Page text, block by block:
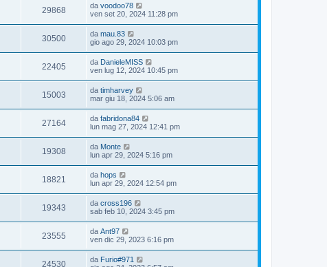
29868 da voodoo78
ven set 20, 2024 11:28 pm
30500 da mau.83
gio ago 29, 2024 10:03 pm
22405 da DanieleMISS
ven lug 12, 2024 10:45 pm
15003 da timharvey
mar giu 18, 2024 5:06 am
27164 da fabridona84
lun mag 27, 2024 12:41 pm
19308 da Monte
lun apr 29, 2024 5:16 pm
18821 da hops
lun apr 29, 2024 12:54 pm
19343 da cross196
sab feb 10, 2024 3:45 pm
23555 da Ant97
ven dic 29, 2023 6:16 pm
24530 da Furio#971